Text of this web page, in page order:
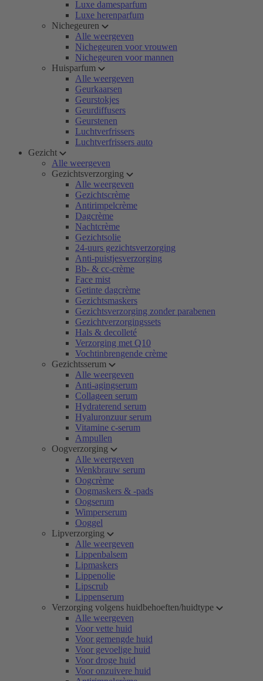
Luxe damesparfum
Luxe herenparfum
Nichegeuren
Alle weergeven
Nichegeuren voor vrouwen
Nichegeuren voor mannen
Huisparfum
Alle weergeven
Geurkaarsen
Geurstokjes
Geurdiffusers
Geurstenen
Luchtverfrissers
Luchtverfrissers auto
Gezicht
Alle weergeven
Gezichtsverzorging
Alle weergeven
Gezichtscrème
Antirimpelcrème
Dagcrème
Nachtcrème
Gezichtsolie
24-uurs gezichtsverzorging
Anti-puistjesverzorging
Bb- & cc-crème
Face mist
Getinte dagcrème
Gezichtsmaskers
Gezichtsverzorging zonder parabenen
Gezichtverzorgingssets
Hals & decolleté
Verzorging met Q10
Vochtinbrengende crème
Gezichtsserum
Alle weergeven
Anti-agingserum
Collageen serum
Hydraterend serum
Hyaluronzuur serum
Vitamine c-serum
Ampullen
Oogverzorging
Alle weergeven
Wenkbrauw serum
Oogcrème
Oogmaskers & -pads
Oogserum
Wimperserum
Ooggel
Lipverzorging
Alle weergeven
Lippenbalsem
Lipmaskers
Lippenolie
Lipscrub
Lippenserum
Verzorging volgens huidbehoeften/huidtype
Alle weergeven
Voor vette huid
Voor gemengde huid
Voor gevoelige huid
Voor droge huid
Voor onzuivere huid